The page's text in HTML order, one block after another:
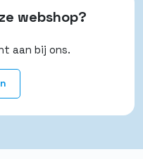
webshop?
aan bij ons.